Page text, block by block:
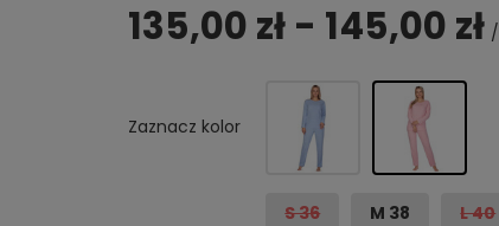
135,00 zł - 145,00 zł /
Zaznacz kolor
S 36 M 38 L 40